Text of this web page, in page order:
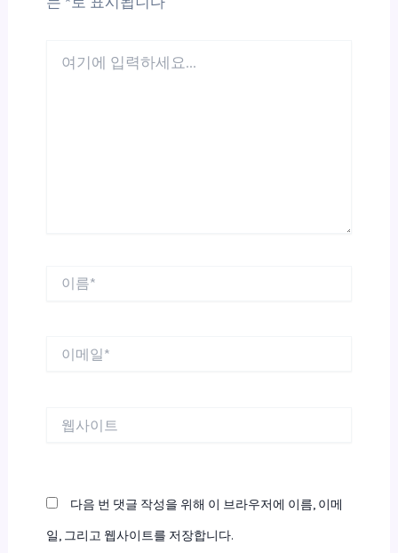
다음 번 댓글 작성을 위해 이 브라우저에 이름, 이메
일, 그리고 웹사이트를 저장합니다.